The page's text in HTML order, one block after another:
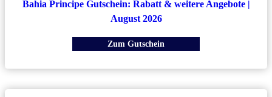
Bahia Principe Gutschein: Rabatt & weitere Angebote |
August 2026
Zum Gutschein